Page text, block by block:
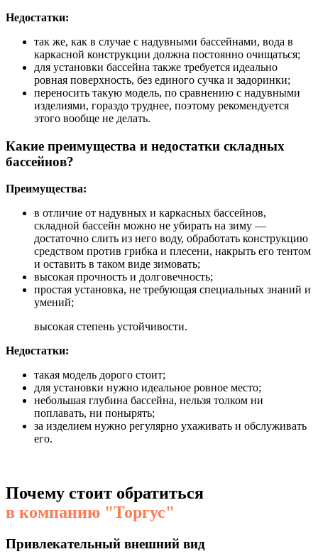
Недостатки:
так же, как в случае с надувными бассейнами, вода в
каркасной конструкции должна постоянно очищаться;
для установки бассейна также требуется идеально
ровная поверхность, без единого сучка и задоринки;
переносить такую модель, по сравнению с надувными
изделиями, гораздо труднее, поэтому рекомендуется
этого вообще не делать.
Какие преимущества и недостатки складных
бассейнов?
Преимущества:
в отличие от надувных и каркасных бассейнов,
складной бассейн можно не убирать на зиму —
достаточно слить из него воду, обработать конструкцию
средством против грибка и плесени, накрыть его тентом
и оставить в таком виде зимовать;
высокая прочность и долговечность;
простая установка, не требующая специальных знаний и
умений;
высокая степень устойчивости.
Недостатки:
такая модель дорого стоит;
для установки нужно идеальное ровное место;
небольшая глубина бассейна, нельзя толком ни
поплавать, ни понырять;
за изделием нужно регулярно ухаживать и обслуживать
его.
Почему стоит обратиться
в компанию "Торгус"
Привлекательный внешний вид